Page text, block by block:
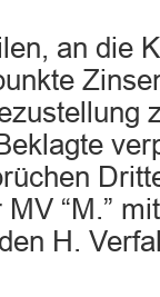
an die
“M.”
H.